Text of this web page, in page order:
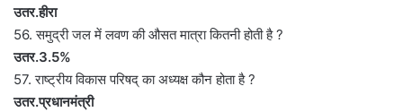
उतर.हीरा
56. समुद्री जल में लवण की औसत मात्रा कितनी होती है ?
उतर.3.5%
57. राष्ट्रीय विकास परिषद् का अध्यक्ष कौन होता है ?
उतर.प्रधानमंत्री